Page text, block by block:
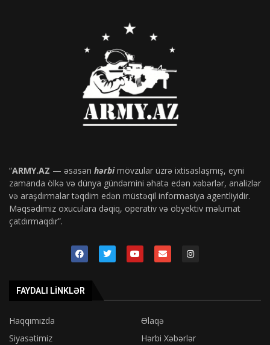
“ARMY.AZ — əsasən hərbimövzular üzrə ixtisaslaşmış, eyni
zamanda ölkə və dünya gündəmini əhatə edən xəbərlər, analizlər
və araşdırmalar təqdim edən müstəqil informasiya agentliyidir.
Məqsədimiz oxuculara dəqiq, operativ və obyektiv məlumat
çatdırmaqdır”.
FAYDALI LINKLƏR
Haqqımızda
Əlaqə
Siyasətimiz
Hərbi Xəbərlər